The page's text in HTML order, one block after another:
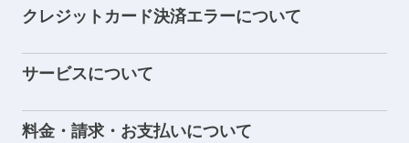
クレジットカード決済エラーについて
サービスについて
料金・請求・お支払いについて